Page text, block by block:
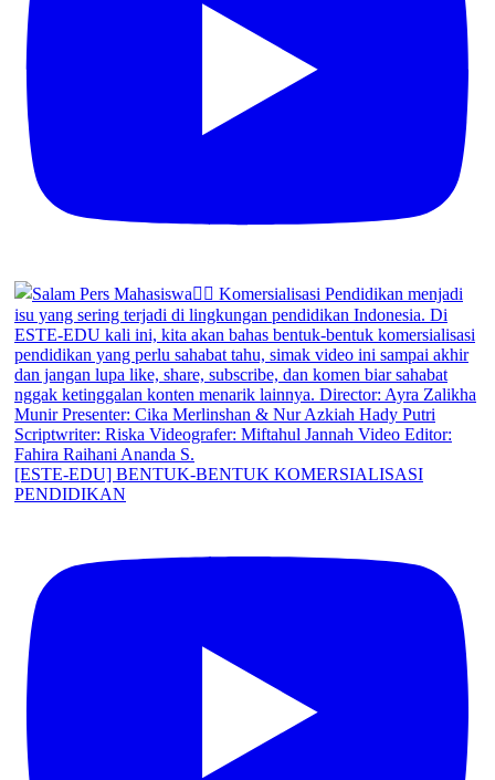
[ESTE-EDU] BENTUK-BENTUK KOMERSIALISASI
PENDIDIKAN